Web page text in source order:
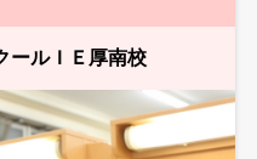
ールＩＥ厚南校